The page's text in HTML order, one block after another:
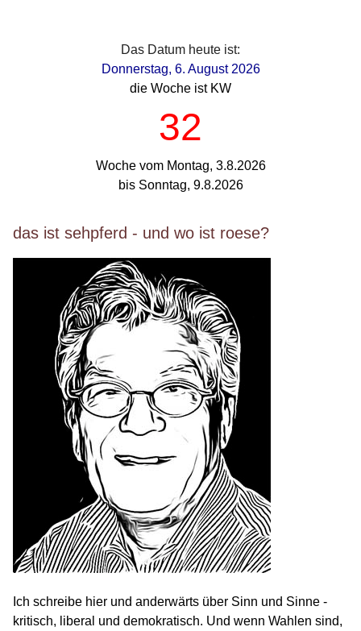
Das Datum heute ist:
Donnerstag, 6. August 2026
die Woche ist KW
32
Woche vom Montag, 3.8.2026
bis Sonntag, 9.8.2026
das ist sehpferd - und wo ist roese?
Ich schreibe hier und anderwärts über Sinn und Sinne -
kritisch, liberal und demokratisch. Und wenn Wahlen sind,